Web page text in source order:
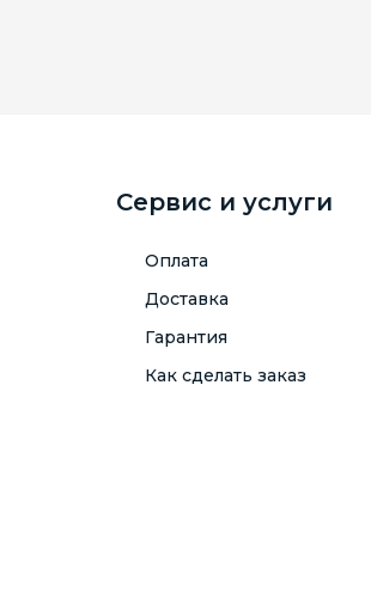
Сервис и услуги
Оплата
Доставка
Гарантия
Как сделать заказ